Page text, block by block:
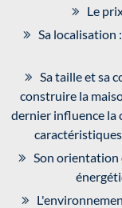
Le
Sa localisation
Sa taille et sa
construire la
dernier influence la
Son orientation